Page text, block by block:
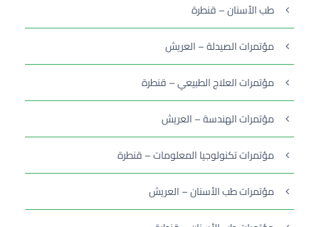
طب الأسنان – قنطرة
مؤتمرات الصيدلة – العريش
مؤتمرات العلاج الطبيعي – قنطرة
مؤتمرات الهندسة – العريش
مؤتمرات تكنولوجيا المعلومات – قنطرة
مؤتمرات طب الأسنان – العريش